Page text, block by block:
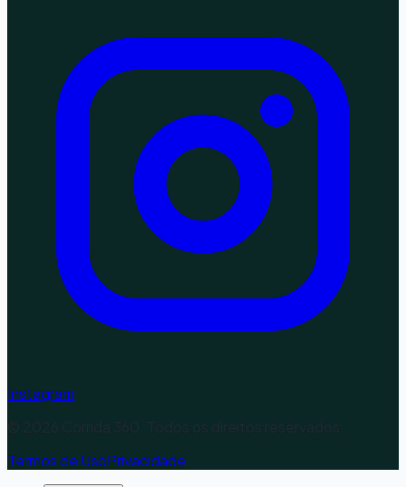
Instagram
© 2026 Corrida 360. Todos os direitos reservados.
Termos de UsoPrivacidade